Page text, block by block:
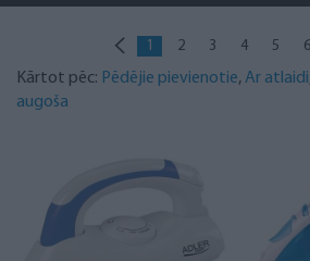
1 2 3 4 5 6
Kārtot pēc: Pēdējie pievienotie,Ar atlaidi
augoša